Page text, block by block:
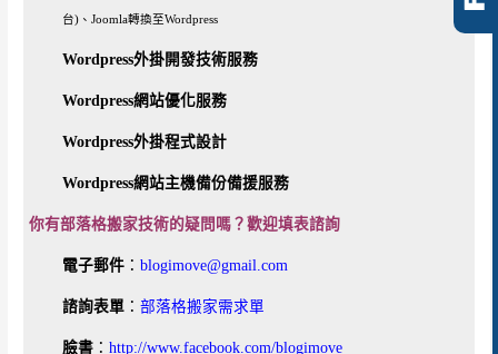
台)、Joomla轉換至Wordpress
Wordpress外掛開發技術服務
Wordpress網站優化服務
Wordpress外掛程式設計
Wordpress網站主機備份備援服務
你有部落格搬家技術的疑問嗎？歡迎填表諮詢
電子郵件 ：blogimove@gmail.com
諮詢表單 ：部落格搬家需求單
臉書 ：http://www.facebook.com/blogimove